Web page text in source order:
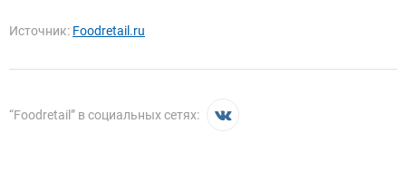
Источник: Foodretail.ru
“Foodretail” в социальных сетях: